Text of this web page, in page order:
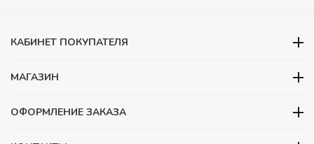
КАБИНЕТ ПОКУПАТЕЛЯ
МАГАЗИН
ОФОРМЛЕНИЕ ЗАКАЗА